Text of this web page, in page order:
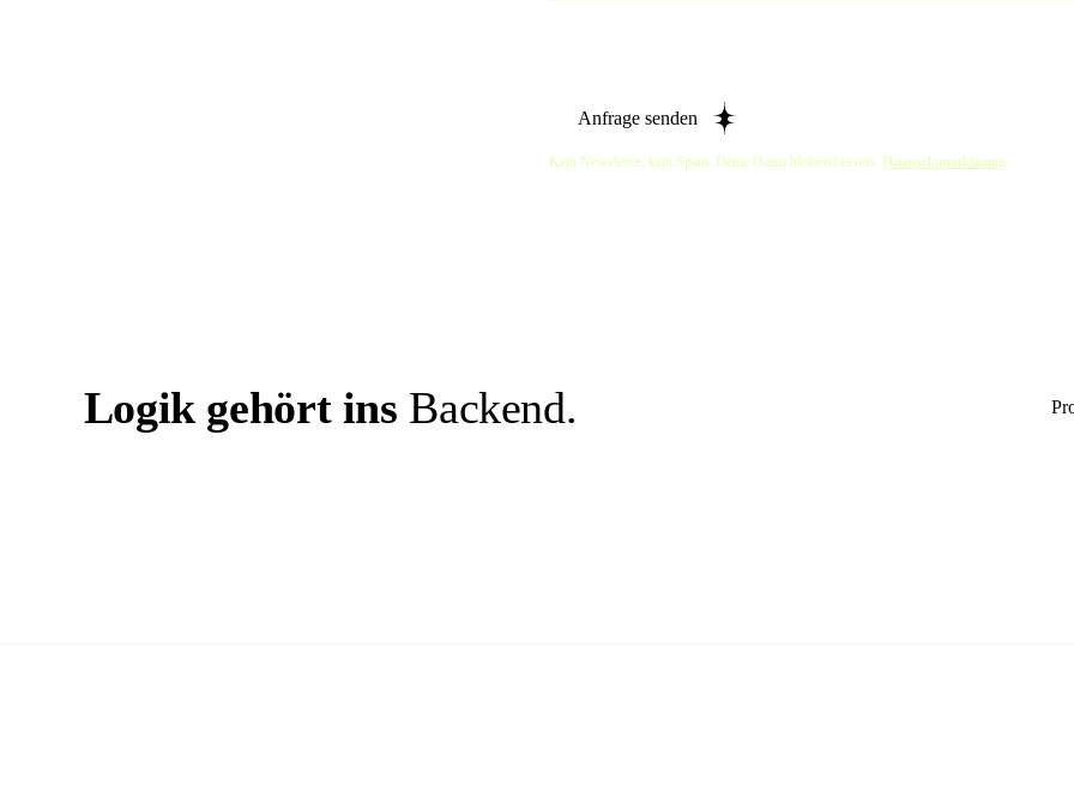
Anfrage senden
Kein Newsletter, kein Spam. Deine Daten bleiben bei uns. Datenschutzerklärung
Logik gehört ins Backend.